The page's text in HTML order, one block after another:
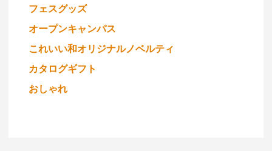
フェスグッズ
オープンキャンパス
これいい和オリジナルノベルティ
カタログギフト
おしゃれ